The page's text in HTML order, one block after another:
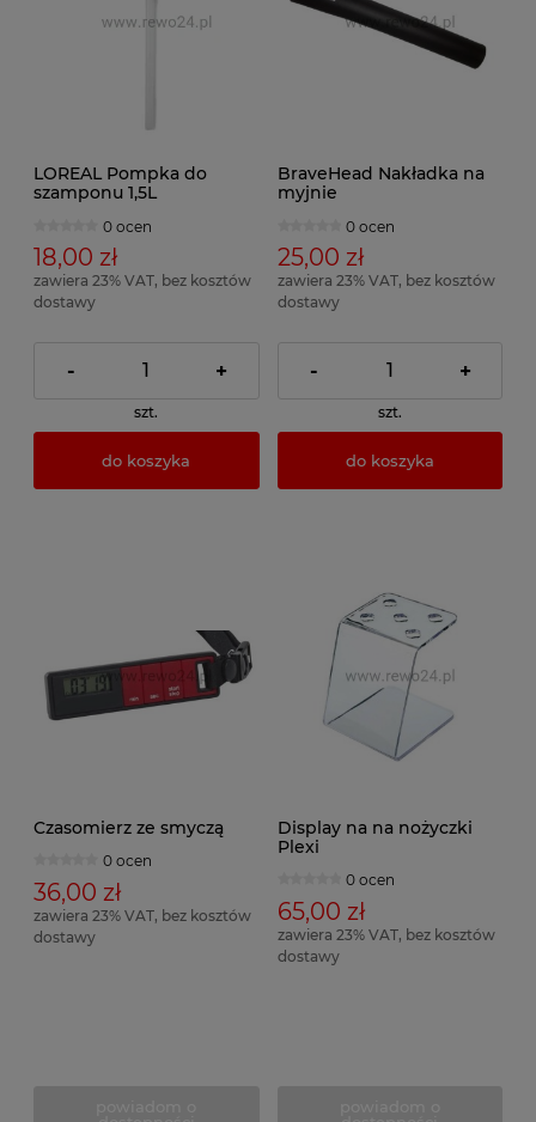
LOREAL Pompka do
szamponu 1,5L
0 ocen
18,00 zł
zawiera 23% VAT, bez kosztów
dostawy
- +
szt.
do koszyka
BraveHead Nakładka na
myjnie
0 ocen
25,00 zł
zawiera 23% VAT, bez kosztów
dostawy
- +
szt.
do koszyka
Czasomierz ze smyczą
0 ocen
36,00 zł
zawiera 23% VAT, bez kosztów
dostawy
Display na na nożyczki
Plexi
0 ocen
65,00 zł
zawiera 23% VAT, bez kosztów
dostawy